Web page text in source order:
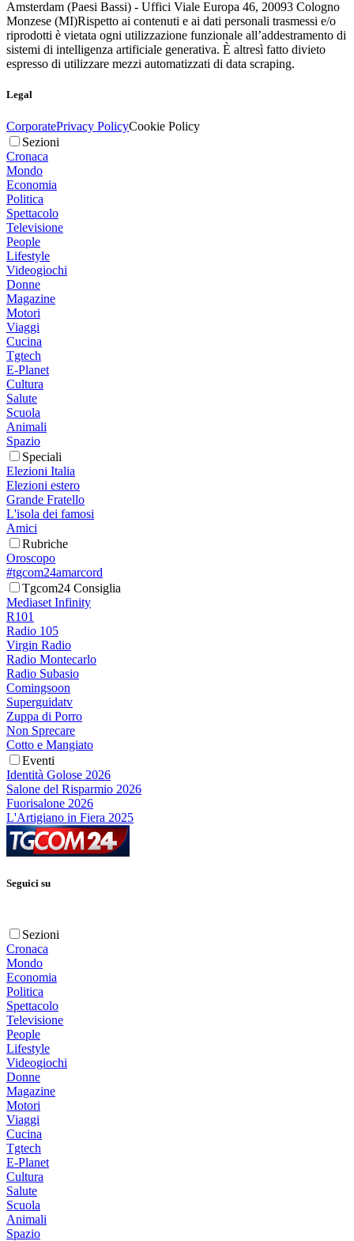
Amsterdam (Paesi Bassi) - Uffici Viale Europa 46, 20093 Cologno
Monzese (MI)Rispetto ai contenuti e ai dati personali trasmessi e/o
riprodotti è vietata ogni utilizzazione funzionale all’addestramento di
sistemi di intelligenza artificiale generativa. È altresì fatto divieto
espresso di utilizzare mezzi automatizzati di data scraping.
Legal
CorporatePrivacy PolicyCookie Policy
Sezioni
Cronaca
Mondo
Economia
Politica
Spettacolo
Televisione
People
Lifestyle
Videogiochi
Donne
Magazine
Motori
Viaggi
Cucina
Tgtech
E-Planet
Cultura
Salute
Scuola
Animali
Spazio
Speciali
Elezioni Italia
Elezioni estero
Grande Fratello
L'isola dei famosi
Amici
Rubriche
Oroscopo
#tgcom24amarcord
Tgcom24 Consiglia
Mediaset Infinity
R101
Radio 105
Virgin Radio
Radio Montecarlo
Radio Subasio
Comingsoon
Superguidatv
Zuppa di Porro
Non Sprecare
Cotto e Mangiato
Eventi
Identità Golose 2026
Salone del Risparmio 2026
Fuorisalone 2026
L'Artigiano in Fiera 2025
Seguici su
Sezioni
Cronaca
Mondo
Economia
Politica
Spettacolo
Televisione
People
Lifestyle
Videogiochi
Donne
Magazine
Motori
Viaggi
Cucina
Tgtech
E-Planet
Cultura
Salute
Scuola
Animali
Spazio